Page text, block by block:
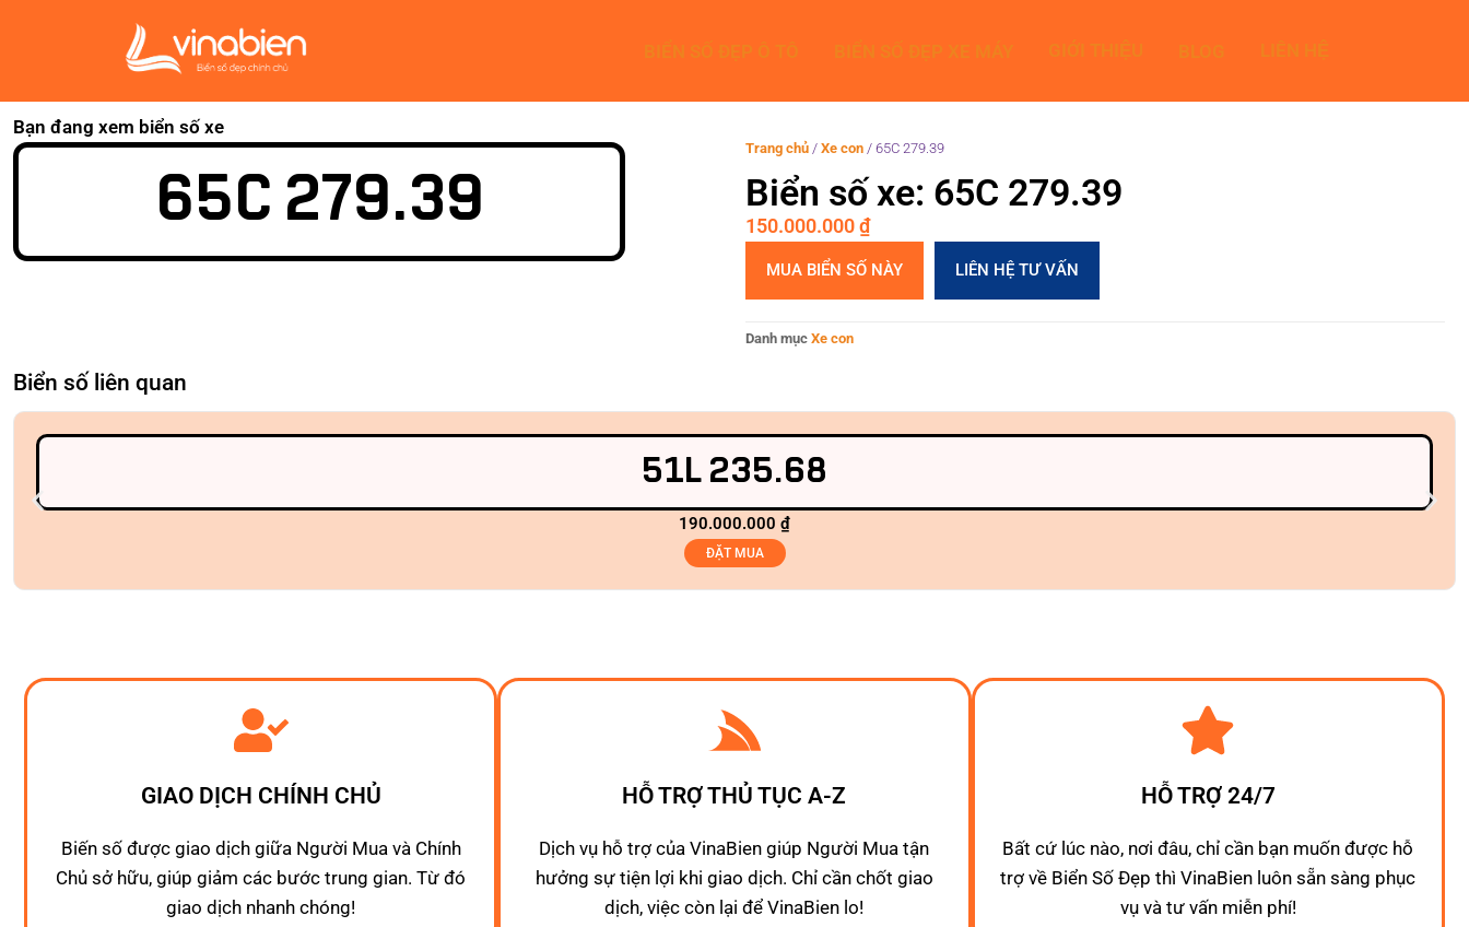
Bạn đang xem biển số xe
65C 279.39
Trang chủ / Xe con / 65C 279.39
Biển số xe: 65C 279.39
150.000.000₫
MUA BIỂN SỐ NÀY LIÊN HỆ TƯ VẤN
Danh mục Xe con
Biển số liên quan
51L 235.68
190.000.000 ₫
ĐẶT MUA
GIAO DỊCH CHÍNH CHỦ
Biến số được giao dịch giữa Người Mua và Chính
Chủ sở hữu, giúp giảm các bước trung gian. Từ đó
giao dịch nhanh chóng!
HỖ TRỢ THỦ TỤC A-Z
Dịch vụ hỗ trợ của VinaBien giúp Người Mua tận
hưởng sự tiện lợi khi giao dịch. Chỉ cần chốt giao
dịch, việc còn lại để VinaBien lo!
HỖ TRỢ 24/7
Bất cứ lúc nào, nơi đâu, chỉ cần bạn muốn được hỗ
trợ về Biển Số Đẹp thì VinaBien luôn sẵn sàng phục
vụ và tư vấn miễn phí!